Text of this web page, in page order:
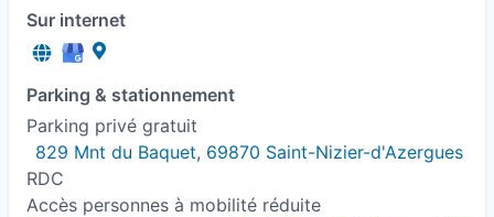
Troubles digestifs
Sur internet
Parking & stationnement
Parking privé gratuit
829 Mnt du Baquet, 69870 Saint-Nizier-d'Azergues
RDC
Accès personnes à mobilité réduite